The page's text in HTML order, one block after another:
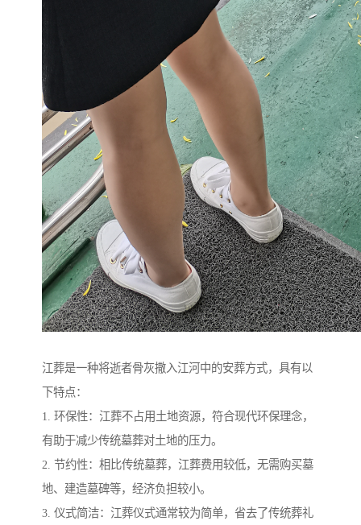
江葬是一种将逝者骨灰撒入江河中的安葬方式，具有以
下特点：
1. 环保性：江葬不占用土地资源，符合现代环保理念，
有助于减少传统墓葬对土地的压力。
2. 节约性：相比传统墓葬，江葬费用较低，无需购买墓
地、建造墓碑等，经济负担较小。
3. 仪式简洁：江葬仪式通常较为简单，省去了传统葬礼